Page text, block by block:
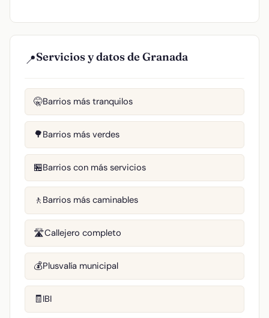
📍Servicios y datos de Granada
🤫Barrios más tranquilos
🌳Barrios más verdes
🏪Barrios con más servicios
🚶 Barrios más caminables
🛣️Callejero completo
💰Plusvalía municipal
🧾IBI